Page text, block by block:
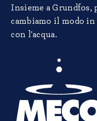
Insieme a Grundfos,
cambiamo il modo
con l'acqua.